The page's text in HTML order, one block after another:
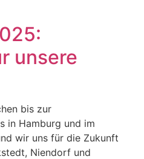
unsere
bis zur
in Hamburg und im
wir uns für die Zukunft
Niendorf und